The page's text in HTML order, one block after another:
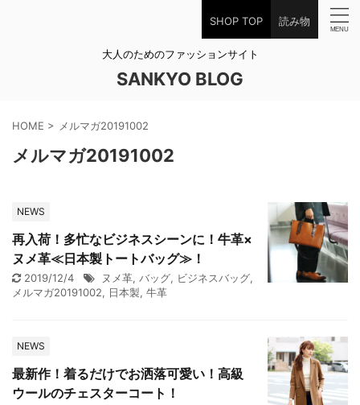
SHOP TOP 読み物
大人のためのファッションサイト
SANKYO BLOG
HOME > メルマガ20191002
メルマガ20191002
NEWS
再入荷！多忙なビジネスシーンに！牛革×
ヌメ革≪日本製トートバッグ≫！
2019/12/4 ヌメ革, バッグ, ビジネスバッグ,
メルマガ20191002, 日本製, 牛革
NEWS
最新作！着るだけでお洒落可愛い！高級
ウールのチェスターコート！